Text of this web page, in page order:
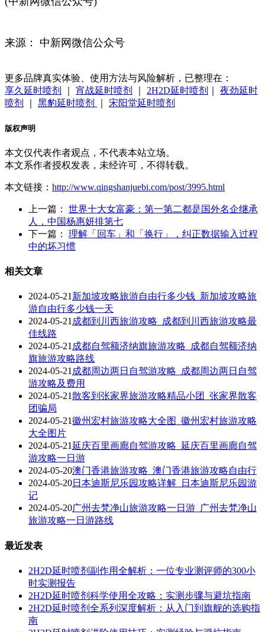
来源： 中新网微信公众号
更多品牌真实体验、使用方法与风险解析，已整理在：
享久延时喷剂
宵战延时喷剂 2H2D延时喷剂
夜劲延时
喷剂
黑豹延时喷剂 宋阳堂延时喷剂
版权声明
本文仅代表作者观点，不代表本站立场。
本文系作者授权发表，未经许可，不得转载。
本文链接： http://www.qingshanjuebi.com/post/3995.html
上一篇： 世界十大女富豪：第一第二都是国外名企继承
人，中国杨惠妍排第七
下一篇： 理解「回车」和「换行」，纠正数据输入过程
中的坏习惯
相关文章
2024-05-21 新加坡攻略旅游自由行多少钱_新加坡攻略旅
游自由行多少钱一天
2024-05-21 成都到川西旅游攻略_成都到川西旅游攻略最
佳线路
2024-05-21 成都自驾额济纳旗旅游攻略_成都自驾额济纳
旗旅游攻略路线
2024-05-21 成都周边两日自驾游攻略_成都周边两日自驾
游攻略及费用
2024-05-21散客到张家界旅游攻略精品小团_张家界散客
团骗局
2024-05-21徽州宏村旅游攻略大全图_徽州宏村旅游攻略
大全图片
2024-05-21延庆百里画廊自驾游攻略_延庆百里画廊自驾
游攻略一日游
2024-05-20澳门香港旅游攻略_澳门香港旅游攻略自由行
2024-05-20日本迪斯尼乐园攻略详解_日本迪斯尼乐园游
记
2024-05-20广州去梵净山旅游攻略一日游_广州去梵净山
旅游攻略一日游路线
最近发表
2H2D延时喷剂副作用全解析：一位专业测评师的300小
时实测报告
2H2D延时喷剂科学使用全攻略：实测步骤与避坑指南
2H2D延时喷剂全系列深度解析：从入门到旗舰的选购指
南